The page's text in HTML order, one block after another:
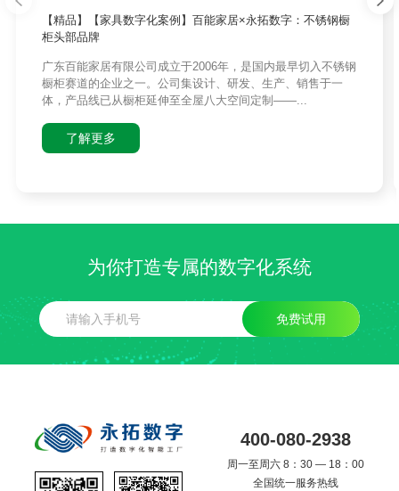
【精品】【家具数字化案例】百能家居×永拓数字：不锈钢橱
柜头部品牌
广东百能家居有限公司成立于2006年，是国内最早切入不锈钢
橱柜赛道的企业之一。公司集设计、研发、生产、销售于一
体，产品线已从橱柜延伸至全屋八大空间定制——...
了解更多
为你打造专属的数字化系统
免费试用
400-080-2938
周一至周六 8：30 — 18：00
全国统一服务热线